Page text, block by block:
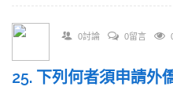
0討論 0留言
25. 下列何者須申請外